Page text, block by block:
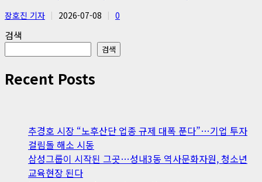
장호진 기자 2026-07-08 0
검색
검색
Recent Posts
추경호 시장 “노후산단 업종 규제 대폭 푼다”…기업 투자
걸림돌 해소 시동
삼성그룹이 시작된 그곳…성내3동 역사문화자원, 청소년
교육현장 된다